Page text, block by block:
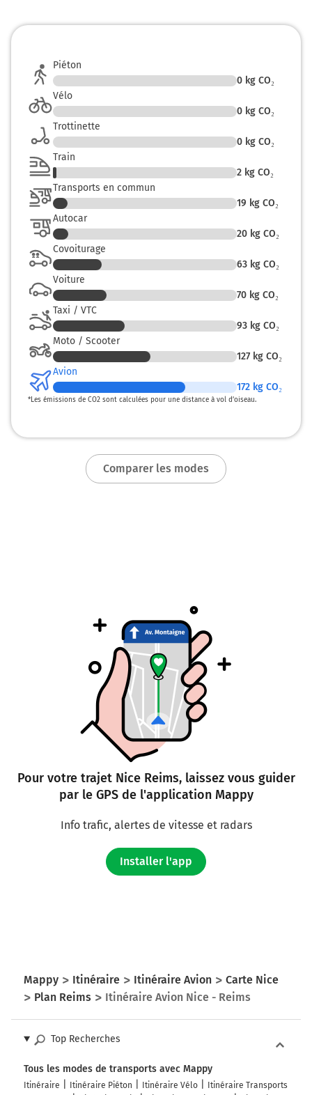
Piéton
0 kg CO₂
Vélo
0 kg CO₂
Trottinette
0 kg CO₂
Train
2 kg CO₂
Transports en commun
19 kg CO₂
Autocar
20 kg CO₂
Covoiturage
63 kg CO₂
Voiture
70 kg CO₂
Taxi / VTC
93 kg CO₂
Moto / Scooter
127 kg CO₂
Avion
172 kg CO₂
*Les émissions de CO2 sont calculées pour une distance à vol d’oiseau.
Comparer les modes
Pour votre trajet Nice Reims, laissez vous guider
par le GPS de l'application Mappy
Info trafic, alertes de vitesse et radars
Installer l'app
Mappy Itinéraire Itinéraire Avion
Carte Nice
Plan Reims
Itinéraire Avion Nice - Reims
Top Recherches
Tous les modes de transports avec Mappy
Itinéraire Itinéraire Piéton Itinéraire Vélo
Itinéraire Transports